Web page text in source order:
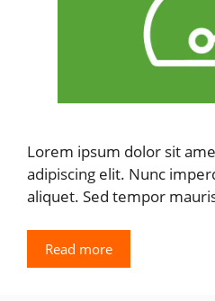
Lorem ipsum dolor sit
adipiscing elit. Nunc
aliquet. Sed tempor
Read more